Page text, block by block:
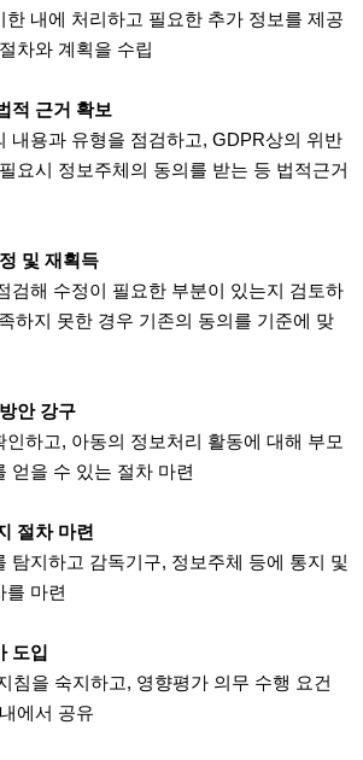
한 내에 처리하고 필요한 추가 정보를 제공
차와 계획을 수립
적 근거 확보
내용과 유형을 점검하고, GDPR상의 위반
요시 정보주체의 동의를 받는 등 법적근거
및 재획득
검해 수정이 필요한 부분이 있는지 검토하
하지 못한 경우 기존의 동의를 기준에 맞
안 강구
하고, 아동의 정보처리 활동에 대해 부모
얻을 수 있는 절차 마련
절차 마련
탐지하고 감독기구, 정보주체 등에 통지 및
를 마련
도입
침을 숙지하고, 영향평가 의무 수행 요건
에서 공유